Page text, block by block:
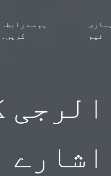
ہم سے رابطہ
کریں۔
ہماری
ٹیم
اشارے